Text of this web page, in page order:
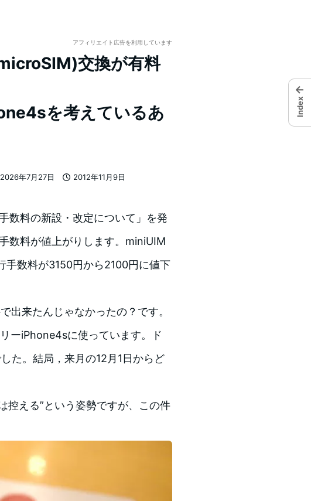
アフィリエイト広告を利用しています
交換が有料
を考えているあ
2026年7月27日
2012年11月9日
数料の新設・改定について」を発
数料が値上がりします。miniUIM
手数料が3150円から2100円に値下
出来たんじゃなかったの？です。
ーiPhone4sに使っています。ド
た。結局，来月の12月1日からど
控える”という姿勢ですが、この件
←
Index